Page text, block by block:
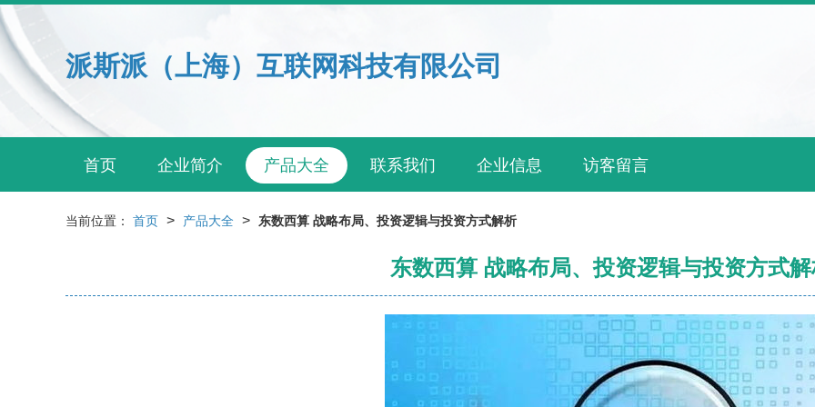
派斯派（上海）互联网科技有限公司
首页 企业简介 产品大全 联系我们 企业信息 访客留言
当前位置： 首页 > 产品大全 > 东数西算 战略布局、投资逻辑与投资方式解析
东数西算 战略布局、投资逻辑与投资方式